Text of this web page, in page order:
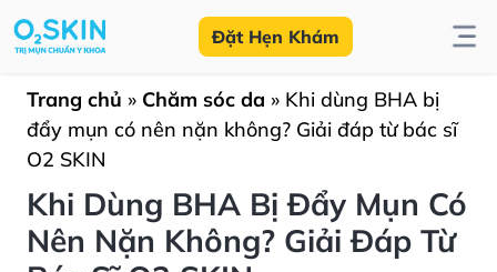
Đặt Hẹn Khám
Trang chủ » Chăm sóc da » Khi dùng BHA bị
đẩy mụn có nên nặn không? Giải đáp từ bác sĩ
O2 SKIN
Khi Dùng BHA Bị Đẩy Mụn Có
Nên Nặn Không? Giải Đáp Từ